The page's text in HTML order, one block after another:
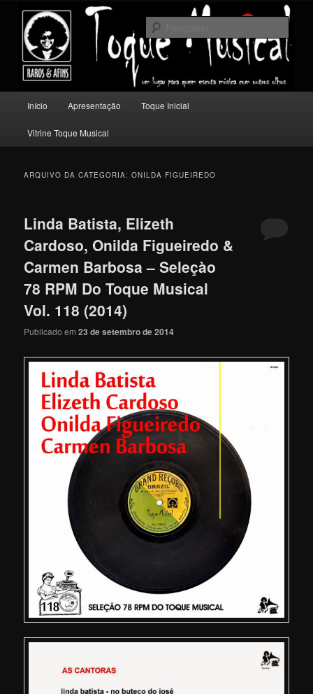
conteúdo
principal
conteúdo
secundário
Toque Musical
Um lugar para quem escuta música com outros olhos.
principal
Início Apresentação Toque Inicial
Vitrine Toque Musical
ARQUIVO DA CATEGORIA:ONILDA FIGUEIREDO
Linda Batista, Elizeth
Cardoso, Onilda Figueiredo &
Carmen Barbosa – Seleçào
78 RPM Do Toque Musical
Vol. 118 (2014)
Publicado em23 de setembro de 2014